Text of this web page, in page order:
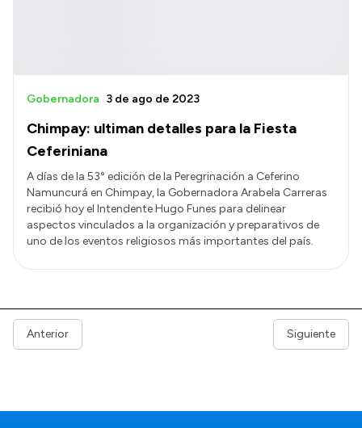
Chimpay: ultiman detalles para la Fiesta
Ceferiniana
Gobernadora 3 de ago de 2023
A días de la 53° edición de la Peregrinación a Ceferino
Namuncurá en Chimpay, la Gobernadora Arabela Carreras
recibió hoy el Intendente Hugo Funes para delinear
aspectos vinculados a la organización y preparativos de
uno de los eventos religiosos más importantes del país.
Anterior Siguiente